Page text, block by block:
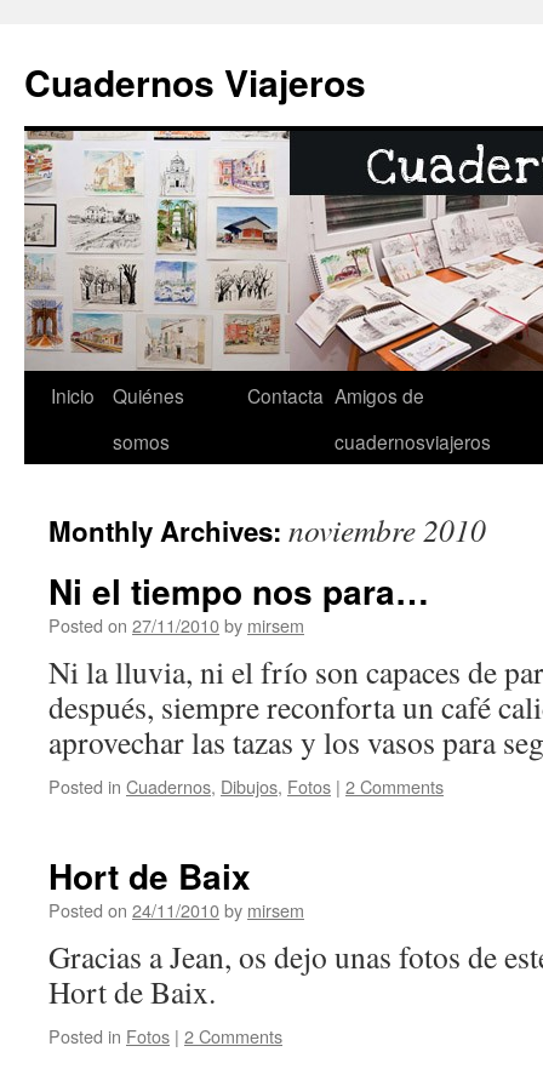
Cuadernos Viajeros
Skip
Inicio
Quiénes
somos
Contacta Amigos de
cuadernosviajeros
Monthly Archives: noviembre 2010
Ni el tiempo nos para…
Posted on 27/11/2010by mirsem
Ni la lluvia, ni el frío son capaces de
después, siempre reconforta un café
aprovechar las tazas y los vasos para
Posted in Cuadernos, Dibujos, Fotos | 2 Comments
Hort de Baix
Posted on 24/11/2010by mirsem
Gracias a Jean, os dejo unas fotos de
Hort de Baix.
Posted in Fotos | 2 Comments